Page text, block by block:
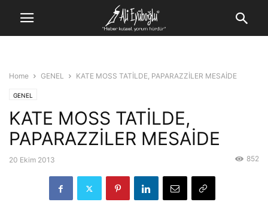
Home GENEL KATE MOSS TATİLDE, PAPARAZZİLER MESAİDE
GENEL
KATE MOSS TATİLDE,
PAPARAZZİLER MESAİDE
20 Ekim 2013 852